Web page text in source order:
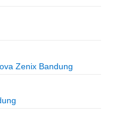
Zenix Bandung